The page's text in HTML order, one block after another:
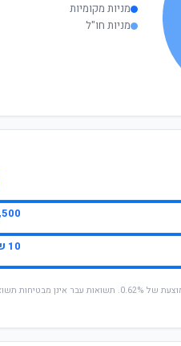
מניות מקומיות
מניות חו"ל
₪
10 שנים
* החישוב מבוסס על תשואה שנתית ממוצעת של 0.62%. תשואות עבר אינן